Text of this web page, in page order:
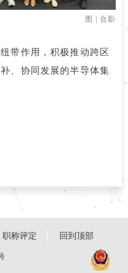
图 | 合影
带作用，积极推动跨区
、协同发展的半导体集
职称评定 回到顶部